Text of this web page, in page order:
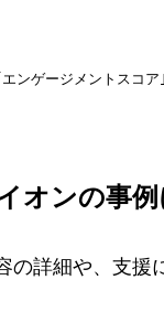
ンゲージメントスコ
オンの事
の詳細や、支